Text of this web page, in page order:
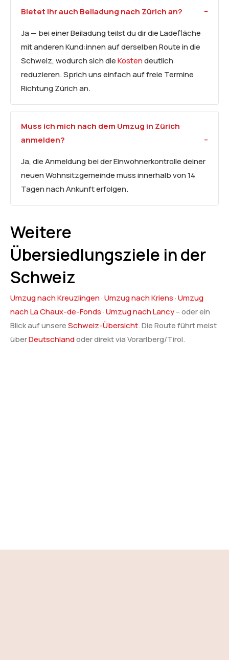
Bietet ihr auch Beiladung nach Zürich an?
Ja — bei einer Beiladung teilst du dir die Ladefläche
mit anderen Kund:innen auf derselben Route in die
Schweiz, wodurch sich dieKostendeutlich
reduzieren. Sprich uns einfach auf freie Termine
Richtung Zürich an.
Muss ich mich nach dem Umzug in Zürich
anmelden?
Ja, die Anmeldung bei der Einwohnerkontrolle deiner
neuen Wohnsitzgemeinde muss innerhalb von 14
Tagen nach Ankunft erfolgen.
Weitere
Übersiedlungsziele in der
Schweiz
Umzug nach Kreuzlingen·Umzug nach Kriens ·Umzug
nach La Chaux-de-Fonds ·Umzug nach Lancy– oder ein
Blick auf unsereSchweiz-Übersicht. Die Route führt meist
überDeutschlandoder direkt via Vorarlberg/Tirol.